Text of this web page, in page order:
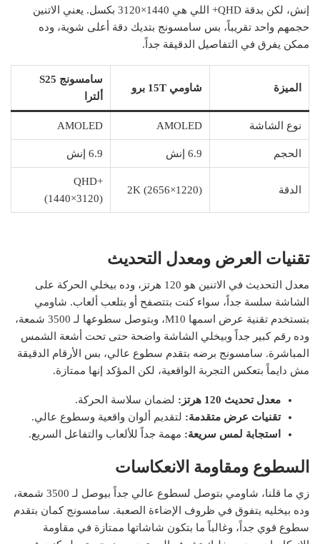
إنش، لكن بدقة QHD+ اللي هي 1440×3120 بكسل. يعني الاتنين
حجمهم واحد تقريباً، بس سامسونج بتديك دقة أعلى شوية، وده
ممكن يفرق في التفاصيل الدقيقة جداً.
الميزة شاومي 15T برو
سامسونج S25
ألترا
نوع الشاشة AMOLED
AMOLED
الحجم 6.9 إنش 6.9 إنش
الدقة 2K (2656×1220)
QHD+
(1440×3120)
تقنيات العرض ومعدل التحديث
معدل التحديث في الاتنين هو 120 هرتز، وده بيخلي الحركة على
الشاشة سلسة جداً، سواء كنت بتتصفح أو بتلعب ألعاب. شاومي
بتستخدم تقنية عرض اسمها M10، وبتوصل سطوعها لـ 3500 شمعة،
وده رقم كبير جداً وبيخلي الشاشة واضحة حتى تحت أشعة الشمس
المباشرة. سامسونج برضه بتقدم سطوع عالي، بس الأرقام الدقيقة
مش دايماً بتعكس التجربة الواقعية، لكن المؤكد إنها ممتازة.
معدل تحديث 120 هرتز:
لضمان سلاسة الحركة.
تقنيات عرض متقدمة: لتقديم ألوان واقعية وسطوع عالي.
استجابة لمس سريعة: مهمة جداً للألعاب والتفاعل السريع.
السطوع ومقاومة الانعكاسات
زي ما قلنا، شاومي بتوصل لسطوع عالي جداً بيوصل لـ 3500 شمعة،
وده بيخليه يتفوق في ظروف الإضاءة الصعبة. سامسونج كمان بتقدم
سطوع قوي جداً، وغالباً ما بتكون شاشاتها ممتازة في مقاومة